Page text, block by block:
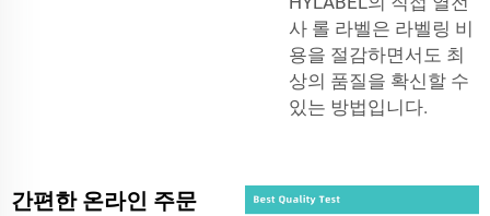
사 롤 라벨은 라벨링 비
용을 절감하면서도 최
상의 품질을 확신할 수
있는 방법입니다.
간편한 온라인 주문